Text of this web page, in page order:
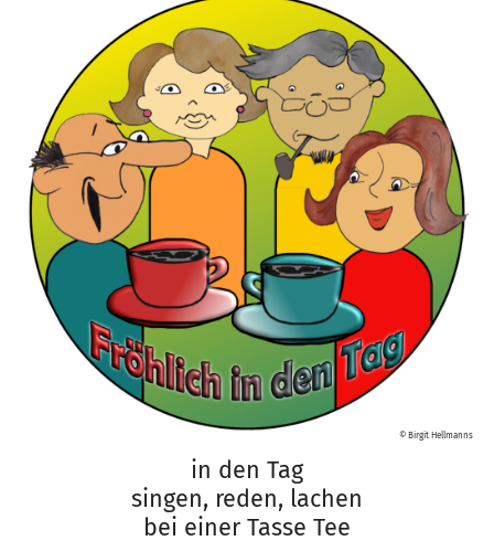
© Birgit Hellmanns
in den Tag
singen, reden, lachen
bei einer Tasse Tee